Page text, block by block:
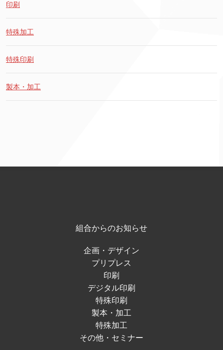
印刷
特殊加工
特殊印刷
製本・加工
組合からのお知らせ
企画・デザイン
プリプレス
印刷
デジタル印刷
特殊印刷
製本・加工
特殊加工
その他・セミナー